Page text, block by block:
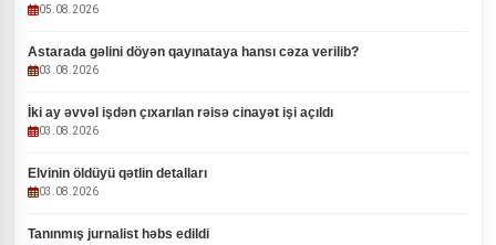
05.08.2026
Astarada gəlini döyən qayınataya hansı cəza verilib?
03.08.2026
İki ay əvvəl işdən çıxarılan rəisə cinayət işi açıldı
03.08.2026
Elvinin öldüyü qətlin detalları
03.08.2026
Tanınmış jurnalist həbs edildi